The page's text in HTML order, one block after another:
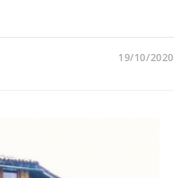
19/10/2020